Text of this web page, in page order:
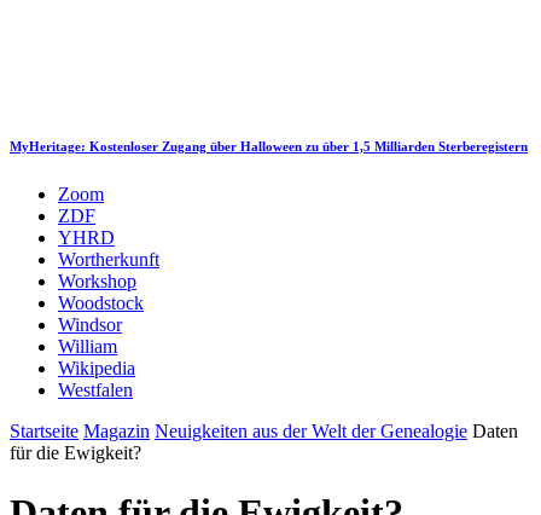
MyHeritage: Kostenloser Zugang über Halloween zu über 1,5 Milliarden Sterberegistern
Zoom
ZDF
YHRD
Wortherkunft
Workshop
Woodstock
Windsor
William
Wikipedia
Westfalen
Startseite Magazin Neuigkeiten aus der Welt der Genealogie Daten
für die Ewigkeit?